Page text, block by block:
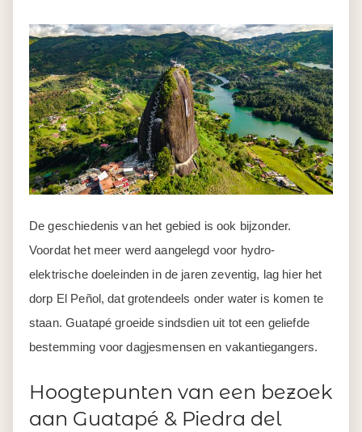
De geschiedenis van het gebied is ook bijzonder.
Voordat het meer werd aangelegd voor hydro-
elektrische doeleinden in de jaren zeventig, lag hier het
dorp El Peñol, dat grotendeels onder water is komen te
staan. Guatapé groeide sindsdien uit tot een geliefde
bestemming voor dagjesmensen en vakantiegangers.
Hoogtepunten van een bezoek
aan Guatapé & Piedra del